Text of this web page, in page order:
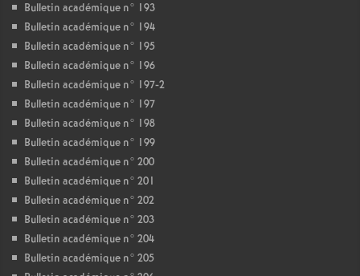
Bulletin académique n° 193
Bulletin académique n° 194
Bulletin académique n° 195
Bulletin académique n° 196
Bulletin académique n° 197-2
Bulletin académique n° 197
Bulletin académique n° 198
Bulletin académique n° 199
Bulletin académique n° 200
Bulletin académique n° 201
Bulletin académique n° 202
Bulletin académique n° 203
Bulletin académique n° 204
Bulletin académique n° 205